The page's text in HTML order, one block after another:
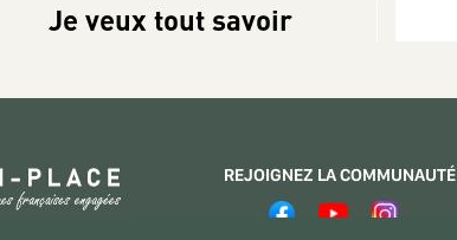
Je veux tout savoir
REJOIGNEZ LA COMMUNAUTÉ